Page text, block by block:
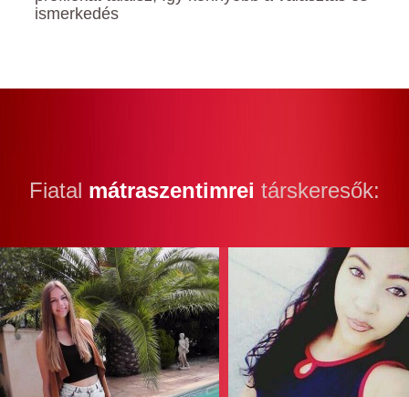
ismerkedés
Fiatal mátraszentimrei társkeresők: